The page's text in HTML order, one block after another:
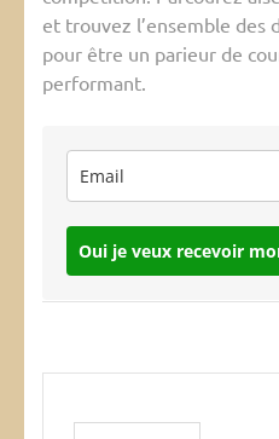
et trouvez l’ensemble des
pour être un parieur de
performant.
Oui je veux recevoir